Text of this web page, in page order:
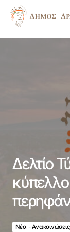
Δελτίο
Νέα - Ανακοινώσεις